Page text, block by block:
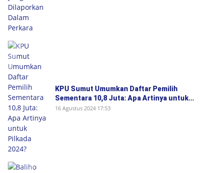
KPU Sumut Umumkan Daftar Pemilih
Sementara 10,8 Juta: Apa Artinya untuk
Pilkada 2024?
16 Agustus 2024 17:53